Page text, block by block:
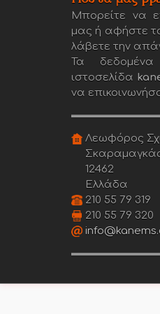
Μπορείτε να
μας ή αφήστε
λάβετε την
Τα
ιστοσελίδα
να
Λεωφόρος
Σκαραμαγκάς
12462
Ελλάδα
210 55 79 319
210 55 79 320